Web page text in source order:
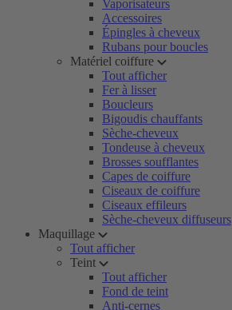
Vaporisateurs
Accessoires
Épingles à cheveux
Rubans pour boucles
Matériel coiffure
Tout afficher
Fer à lisser
Boucleurs
Bigoudis chauffants
Sèche-cheveux
Tondeuse à cheveux
Brosses soufflantes
Capes de coiffure
Ciseaux de coiffure
Ciseaux effileurs
Sèche-cheveux diffuseurs
Maquillage
Tout afficher
Teint
Tout afficher
Fond de teint
Anti-cernes